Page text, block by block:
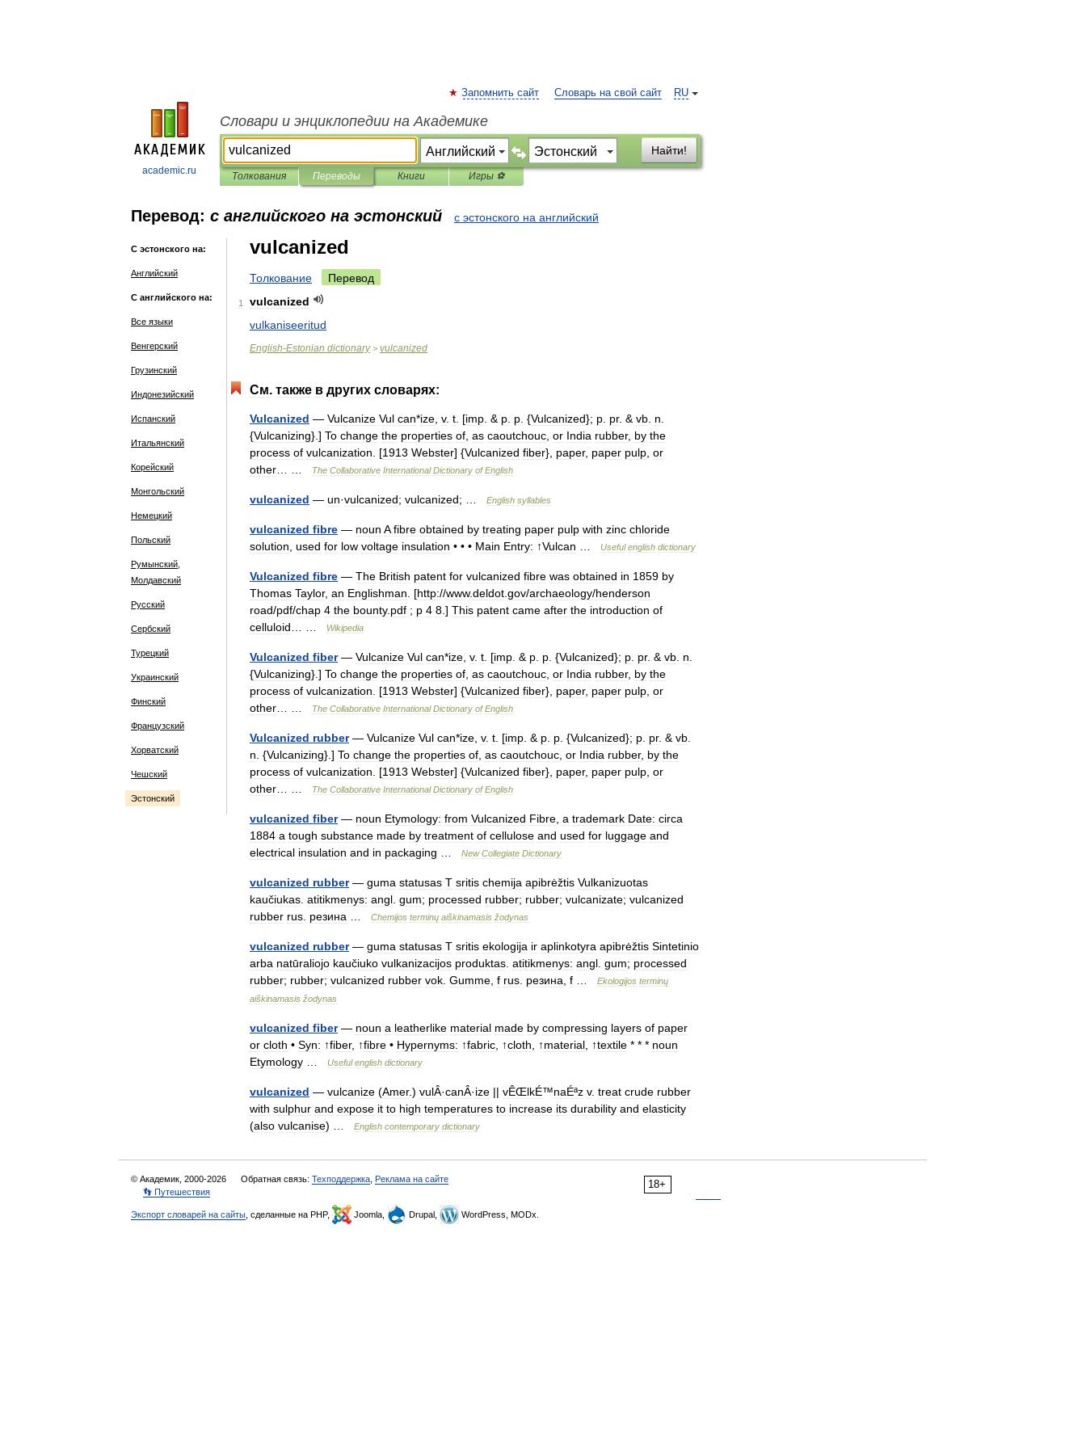
academic.ru
RU
Запомнить сайт Словарь на свой сайт
Словари и энциклопедии на Академике
Найти!
Толкования Переводы Книги Игры ⚽
Перевод: с английского на эстонский с эстонского на английский
С эстонского на:
Английский
С английского на:
Все языки
Венгерский
Грузинский
Индонезийский
Испанский
Итальянский
Корейский
Монгольский
Немецкий
Польский
Румынский,
Молдавский
Русский
Сербский
Турецкий
Украинский
Финский
Французский
Хорватский
Чешский
Эстонский
vulcanized
Толкование Перевод
1
vulcanized
vulkaniseeritud
English-Estonian dictionary> vulcanized
См. также в других словарях:
Vulcanized — Vulcanize Vul can*ize v. t . [imp . & p p . {Vulcanized}; p pr. & vb n
{Vulcanizing}.] To change the properties of as caoutchouc or India rubber, by the
process of vulcanization . [1913 Webster] {Vulcanized fiber}, paper, paper pulp or
other
The Collaborative International Dictionary of English
vulcanized — un·vulcanized; vulcanized; … English syllables
vulcanized fibre — noun A fibre obtained by treating paper pulp with zinc chloride
solution used for low voltage insulation • • • Main Entry: ↑Vulcan Useful english dictionary
Vulcanized fibre — The British patent for vulcanized fibre was obtained in 1859 by
Thomas Taylor, an Englishman . [http://www.deldot gov/archaeology/henderson
road/pdf/chap 4 the bounty. pdf ; p 4 8 .] This patent came after the introduction of
celluloid
Wikipedia
Vulcanized fiber— Vulcanize Vul can*ize v. t . [imp . & p p . {Vulcanized}; p pr. & vb n
{Vulcanizing}.] To change the properties of as caoutchouc or India rubber, by the
process of vulcanization . [1913 Webster] {Vulcanized fiber}, paper, paper pulp or
other
The Collaborative International Dictionary of English
Vulcanized rubber— Vulcanize Vul can*ize v. t . [imp . & p p . {Vulcanized}; p pr. & vb
n . {Vulcanizing}.] To change the properties of as caoutchouc or India rubber, by the
process of vulcanization . [1913 Webster] {Vulcanized fiber}, paper, paper pulp or
other
The Collaborative International Dictionary of English
vulcanized fiber— noun Etymology: from Vulcanized Fibre a trademark Date: circa
1884 a tough substance made by treatment of cellulose and used for luggage and
electrical insulation and in packaging New Collegiate Dictionary
vulcanized rubber— guma statusas T sritis chemija apibrėžtis Vulkanizuotas
kaučiukas atitikmenys: angl gum; processed rubber; rubber; vulcanizate; vulcanized
rubber rus резина Chemijos terminų aiškinamasis žodynas
vulcanized rubber— guma statusas T sritis ekologija ir aplinkotyra apibrėžtis Sintetinio
arba natūraliojo kaučiuko vulkanizacijos produktas atitikmenys: angl gum; processed
rubber; rubber; vulcanized rubber vok Gumme f rus резина f Ekologijos terminų
aiškinamasis žodynas
vulcanized fiber— noun a leatherlike material made by compressing layers of paper
or cloth • Syn: ↑fiber, ↑fibre • Hypernyms: ↑fabric , ↑cloth , ↑material , ↑textile * * * noun
Etymology
Useful english dictionary
vulcanized — vulcanize (Amer.) vulÂ·canÂ·ize || vÊŒlkÉ™naÉªz v. treat crude rubber
with sulphur and expose it to high temperatures to increase its durability and elasticity
(also vulcanise) … English contemporary dictionary
18+
© Академик, 2000-2026 Обратная связь: Техподдержка Реклама на сайте
👣 Путешествия
Экспорт словарей на сайты , сделанные на PHP, Joomla, Drupal, WordPress, MODx.